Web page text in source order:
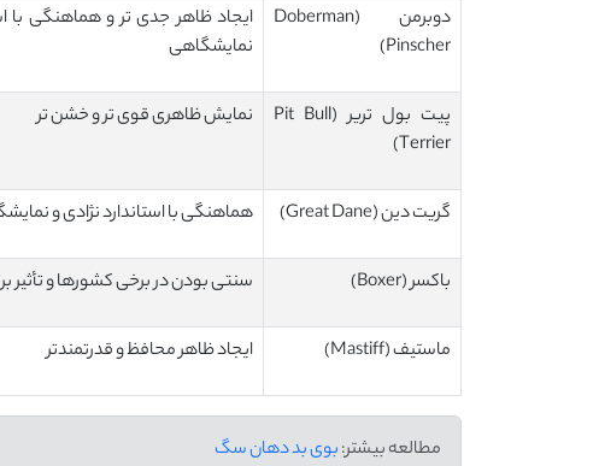
دوبرمن (Doberman
Pinscher)
ایجاد ظاهر جدی تر و هماهنگی با
نمایشگاهی
پیت بول تریر (Pit Bull
Terrier)
نمایش ظاهری قوی تر و خشن تر
گریت دین (Great Dane) هماهنگی با استاندارد نژادی و
باکسر (Boxer) سنتی بودن در برخی کشورها و تأثیر
ماستیف (Mastiff) ایجاد ظاهر محافظ و قدرتمندتر
مطالعه بیشتر:بوی بد دهان سگ